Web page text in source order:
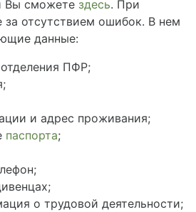
Вы сможете здесь. При
за отсутствием ошибок. В нем
данные:
ПФР;
и адрес проживания;
паспорта;
о трудовой деятельности;